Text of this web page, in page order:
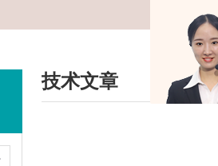
技术文章